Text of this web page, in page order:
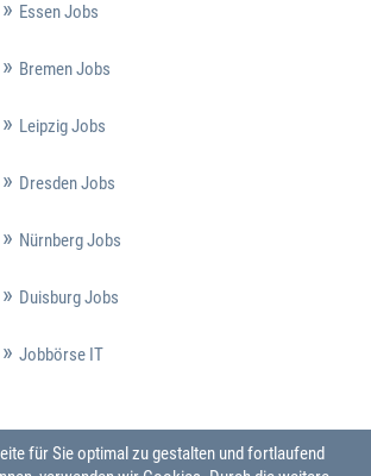
Essen Jobs
Bremen Jobs
Leipzig Jobs
Dresden Jobs
Nürnberg Jobs
Duisburg Jobs
Jobbörse IT
für Sie optimal zu gestalten und fortlaufend